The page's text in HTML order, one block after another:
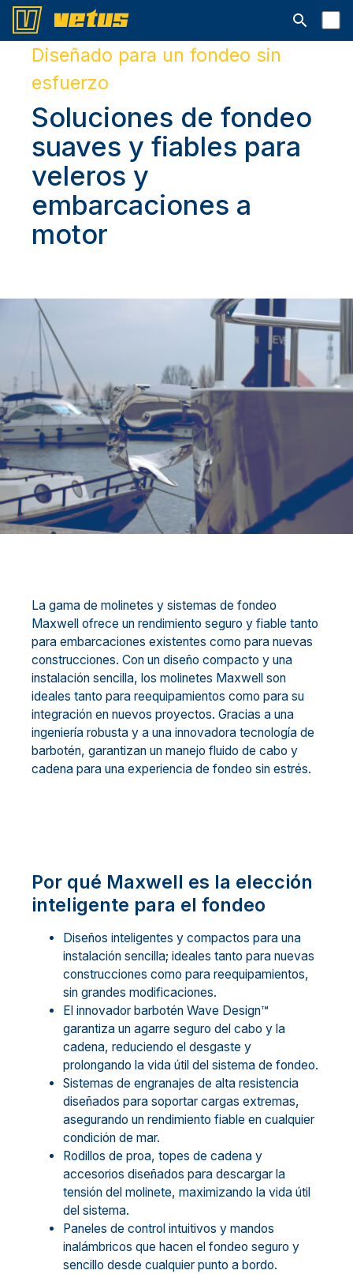
Abrir la
Diseñado para un fondeo sin
esfuerzo
Soluciones de fondeo
suaves y fiables para
veleros y
embarcaciones a
motor
La gama de molinetes y sistemas de fondeo
Maxwell ofrece un rendimiento seguro y fiable tanto
para embarcaciones existentes como para nuevas
construcciones. Con un diseño compacto y una
instalación sencilla, los molinetes Maxwell son
ideales tanto para reequipamientos como para su
integración en nuevos proyectos. Gracias a una
ingeniería robusta y a una innovadora tecnología de
barbotén, garantizan un manejo fluido de cabo y
cadena para una experiencia de fondeo sin estrés.
Por qué Maxwell es la elección
inteligente para el fondeo
Diseños inteligentes y compactos para una
instalación sencilla; ideales tanto para nuevas
construcciones como para reequipamientos,
sin grandes modificaciones.
El innovador barbotén Wave Design™
garantiza un agarre seguro del cabo y la
cadena, reduciendo el desgaste y
prolongando la vida útil del sistema de fondeo.
Sistemas de engranajes de alta resistencia
diseñados para soportar cargas extremas,
asegurando un rendimiento fiable en cualquier
condición de mar.
Rodillos de proa, topes de cadena y
accesorios diseñados para descargar la
tensión del molinete, maximizando la vida útil
del sistema.
Paneles de control intuitivos y mandos
inalámbricos que hacen el fondeo seguro y
sencillo desde cualquier punto a bordo.